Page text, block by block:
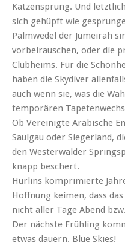
Katzensprung. Und
sich gehüpft wie
Palmwedel der Jumeirah
vorbeirauschen, oder die
Clubheims. Für die
haben die Skydiver
auch wenn sie, was die
temporären
Ob Vereinigte Arabische
Saulgau oder Siegerland,
den Westerwälder
knapp beschert.
Hurlins komprimierte
Hoffnung keimen, dass
nicht aller Tage Abend
Der nächste Frühling
etwas dauern. Blue Skies!